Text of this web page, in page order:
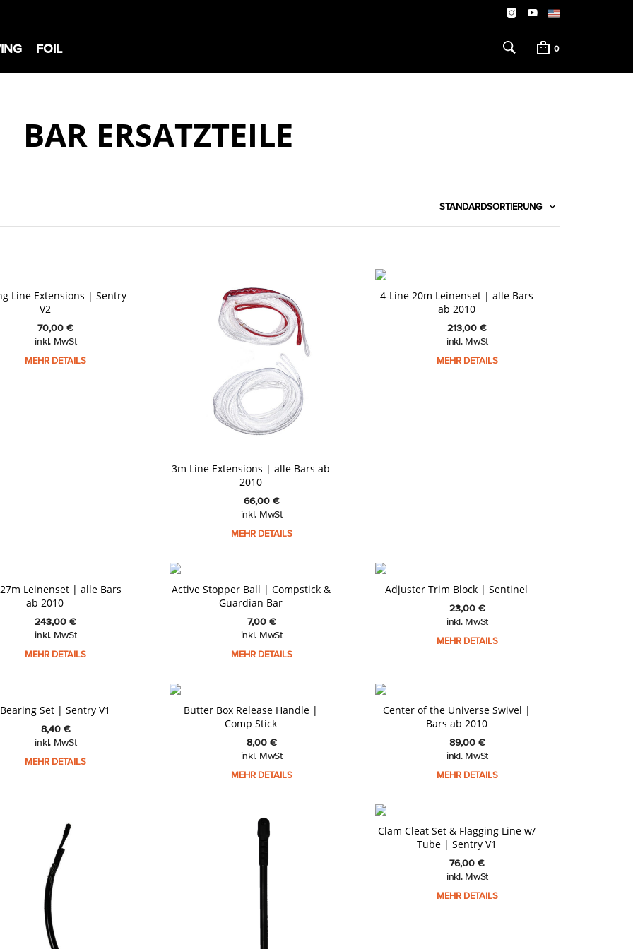
FOIL 0
BAR ERSATZTEILE
STANDARDSORTIERUNG
Line Extensions | Sentry
V2
70,00€
inkl. MwSt
MEHR DETAILS
3m Line Extensions | alle Bars ab
2010
66,00 €
inkl. MwSt
MEHR DETAILS
4-Line 20m Leinenset | alle Bars
ab 2010
213,00€
inkl. MwSt
MEHR DETAILS
Leinenset | alle Bars
ab 2010
243,00€
inkl. MwSt
MEHR DETAILS
Active Stopper Ball | Compstick &
Guardian Bar
7,00 €
inkl. MwSt
MEHR DETAILS
Adjuster Trim Block | Sentinel
23,00 €
inkl. MwSt
MEHR DETAILS
Set | Sentry V1
8,40 €
inkl. MwSt
MEHR DETAILS
Butter Box Release Handle |
Comp Stick
8,00 €
inkl. MwSt
MEHR DETAILS
Center of the Universe Swivel |
Bars ab 2010
89,00 €
inkl. MwSt
MEHR DETAILS
Clam Cleat Set & Flagging Line w/
Tube | Sentry V1
76,00€
inkl. MwSt
MEHR DETAILS